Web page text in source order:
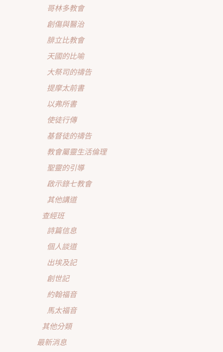
哥林多教會
創傷與醫治
腓立比教會
天國的比喻
大祭司的禱告
提摩太前書
以弗所書
使徒行傳
基督徒的禱告
教會屬靈生活倫理
聖靈的引導
啟示錄七教會
其他講道
查經班
詩篇信息
個人談道
出埃及記
創世記
約翰福音
馬太福音
其他分類
最新消息